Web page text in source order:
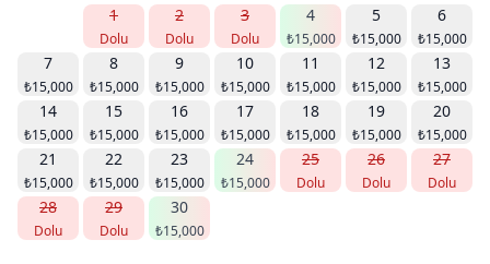
1
Dolu
2
Dolu
3
Dolu
4
₺15,000
5
₺15,000
6
₺15,000
7
₺15,000
8
₺15,000
9
₺15,000
10
₺15,000
11
₺15,000
12
₺15,000
13
₺15,000
14
₺15,000
15
₺15,000
16
₺15,000
17
₺15,000
18
₺15,000
19
₺15,000
20
₺15,000
21
₺15,000
22
₺15,000
23
₺15,000
24
₺15,000
25
Dolu
26
Dolu
27
Dolu
28
Dolu
29
Dolu
30
₺15,000